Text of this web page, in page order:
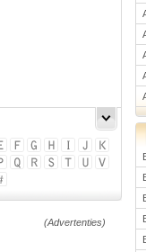
(Advertenties)